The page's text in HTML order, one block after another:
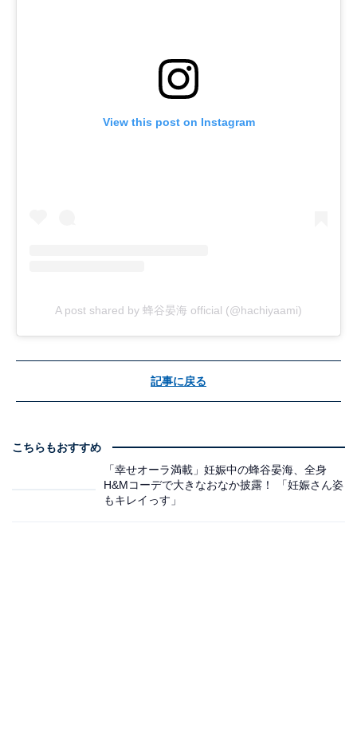
View this post on Instagram
A post shared by 蜂谷晏海 official (@hachiyaami)
記事に戻る
こちらもおすすめ
「幸せオーラ満載」妊娠中の蜂谷晏海、全身
H&Mコーデで大きなおなか披露！ 「妊娠さん姿
もキレイっす」